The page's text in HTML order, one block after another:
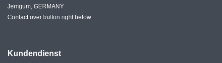
Jemgum, GERMANY
Contact over button right below
Kundendienst